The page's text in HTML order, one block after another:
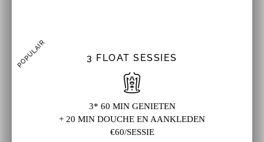
POPULAIR 3 FLOAT SESSIES
3* 60 MIN GENIETEN
+ 20 MIN DOUCHE EN AANKLEDEN
€60/SESSIE